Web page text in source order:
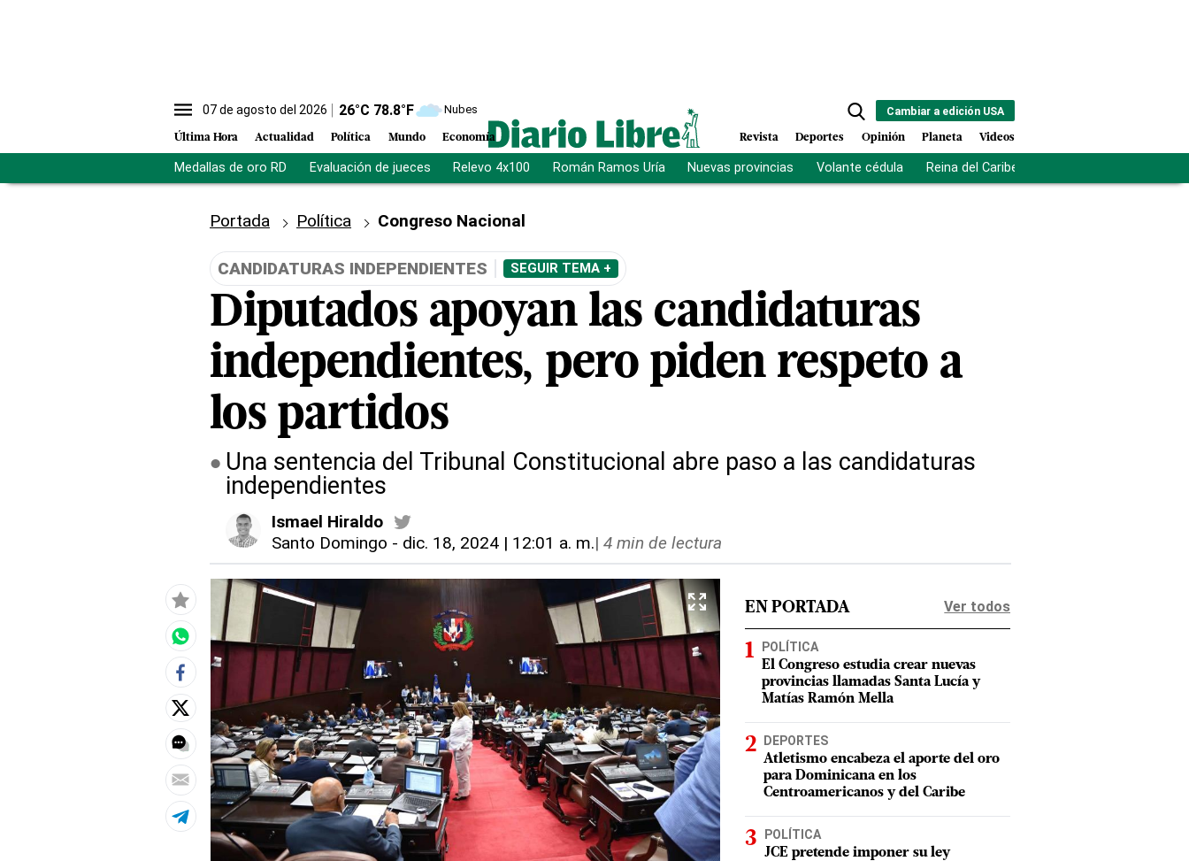
07 de agosto del 2026 26°C 78.8°F Nubes
Última Hora Actualidad Política Mundo Economía
Cambiar a edición USA
Revista Deportes Opinión Planeta Videos
Medallas de oro RD Evaluación de jueces Relevo 4x100 Román Ramos Uría Nuevas provincias Volante cédula Reina del Caribe
Portada Política Congreso Nacional
CANDIDATURAS INDEPENDIENTES SEGUIR TEMA +
Diputados apoyan las candidaturas
independientes, pero piden respeto a
los partidos
Una sentencia del Tribunal Constitucional abre paso a las candidaturas
independientes
Ismael Hiraldo
Santo Domingo - dic. 18, 2024 | 12:01 a. m.| 4 min de lectura
EN PORTADA Ver todos
POLÍTICA
El Congreso estudia crear nuevas
provincias llamadas Santa Lucía y
Matías Ramón Mella
DEPORTES
Atletismo encabeza el aporte del oro
para Dominicana en los
Centroamericanos y del Caribe
POLÍTICA
JCE pretende imponer su ley